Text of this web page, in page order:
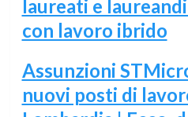
laureati e
con lavoro ibrido
Assunzioni
nuovi posti di